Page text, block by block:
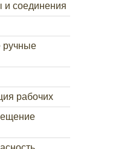
и соединения
ручные
рабочих